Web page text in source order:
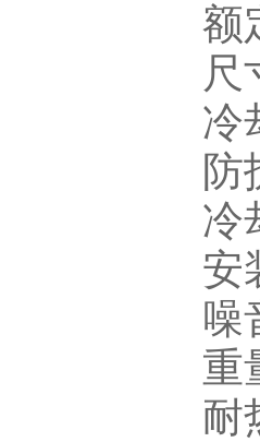
额
尺
冷
防
冷
安
噪
重
耐